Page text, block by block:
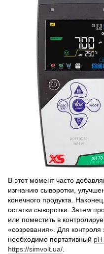
В этот момент часто
изгнанию сыворотки,
конечного продукта.
остатки сыворотки. Затем
или поместить в
«созревания». Для контроля
необходимо портативный рН
https://simvolt.ua/